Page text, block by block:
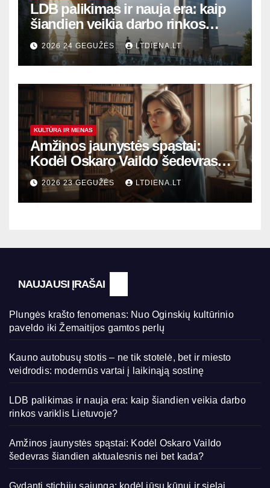
LDB palikimas ir nauja era: kaip
šiandien veikia darbo rinkos
variklis Lietuvoje?
2026 24 GEGUŽĖS LTDIENA.LT
KULTŪRA IR MENAS
Amžinos jaunystės spąstai:
Kodėl Oskaro Vaildo šedevras
šiandien aktualesnis nei bet
kada?
2026 23 GEGUŽĖS LTDIENA.LT
NAUJAUSI ĮRAŠAI
Plungės krašto fenomenas: Nuo Oginskių kultūrinio
paveldo iki Žemaitijos gamtos perlų
Kauno autobusų stotis – ne tik stotelė, bet ir miesto
veidrodis: modernūs vartai į laikinąją sostinę
LDB palikimas ir nauja era: kaip šiandien veikia darbo
rinkos variklis Lietuvoje?
Amžinos jaunystės spąstai: Kodėl Oskaro Vaildo
šedevras šiandien aktualesnis nei bet kada?
Gydanti stichijų sąjunga: kodėl jūsų kūnui ir sielai